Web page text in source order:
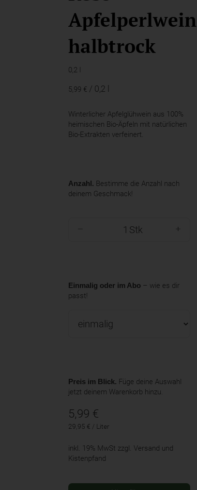
Apfelperlwein
halbtrock
0,2 l
5,99 € / 0,2 l
Winterlicher Apfelglühwein aus 100%
heimischen Bio-Äpfeln mit natürlichen
Bio-Extrakten verfeinert.
Anzahl. Bestimme die Anzahl nach
deinem Geschmack!
Stk
Einmalig oder im Abo – wie es dir
passt!
Preis im Blick. Füge deine Auswahl
jetzt deinem Warenkorb hinzu.
5,99 €
29,95 € / Liter
inkl. 19% MwSt zzgl. Versand und
Kistenpfand